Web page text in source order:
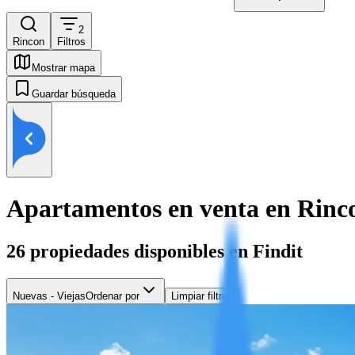
Rincon
2
Filtros
Mostrar mapa
Guardar búsqueda
Apartamentos en venta en
26 propiedades disponibles en Findit
Nuevas - ViejasOrdenar por Limpiar filtros